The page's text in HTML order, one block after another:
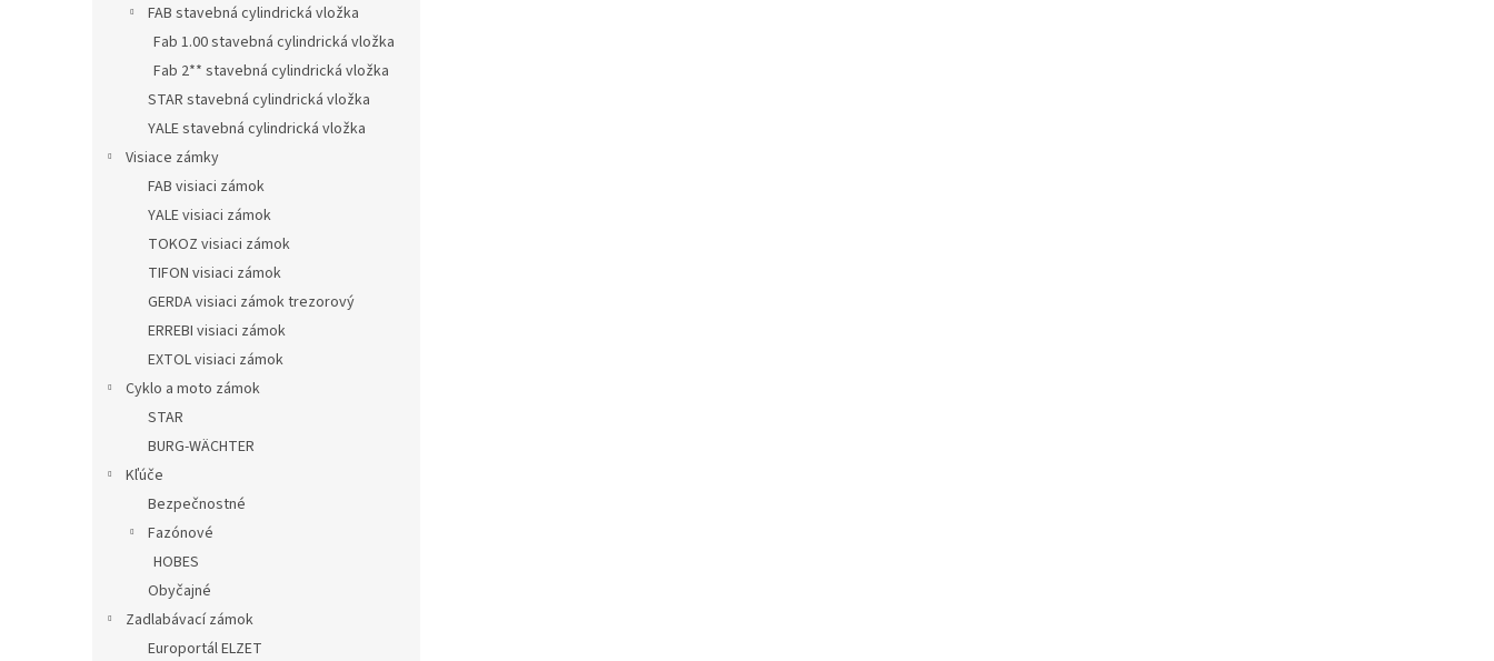
FAB stavebná cylindrická vložka
Fab 1.00 stavebná cylindrická vložka
Fab 2** stavebná cylindrická vložka
STAR stavebná cylindrická vložka
YALE stavebná cylindrická vložka
Visiace zámky
FAB visiaci zámok
YALE visiaci zámok
TOKOZ visiaci zámok
TIFON visiaci zámok
GERDA visiaci zámok trezorový
ERREBI visiaci zámok
EXTOL visiaci zámok
Cyklo a moto zámok
STAR
BURG-WÄCHTER
Kľúče
Bezpečnostné
Fazónové
HOBES
Obyčajné
Zadlabávací zámok
Europortál ELZET